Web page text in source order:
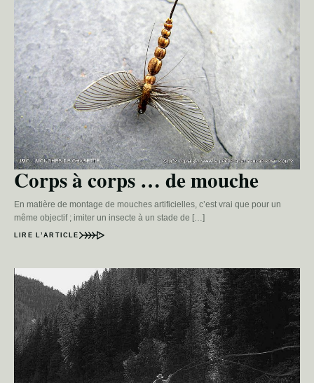
Corps à corps … de mouche
En matière de montage de mouches artificielles, c’est vrai que pour un
même objectif ; imiter un insecte à un stade de […]
LIRE L’ARTICLE